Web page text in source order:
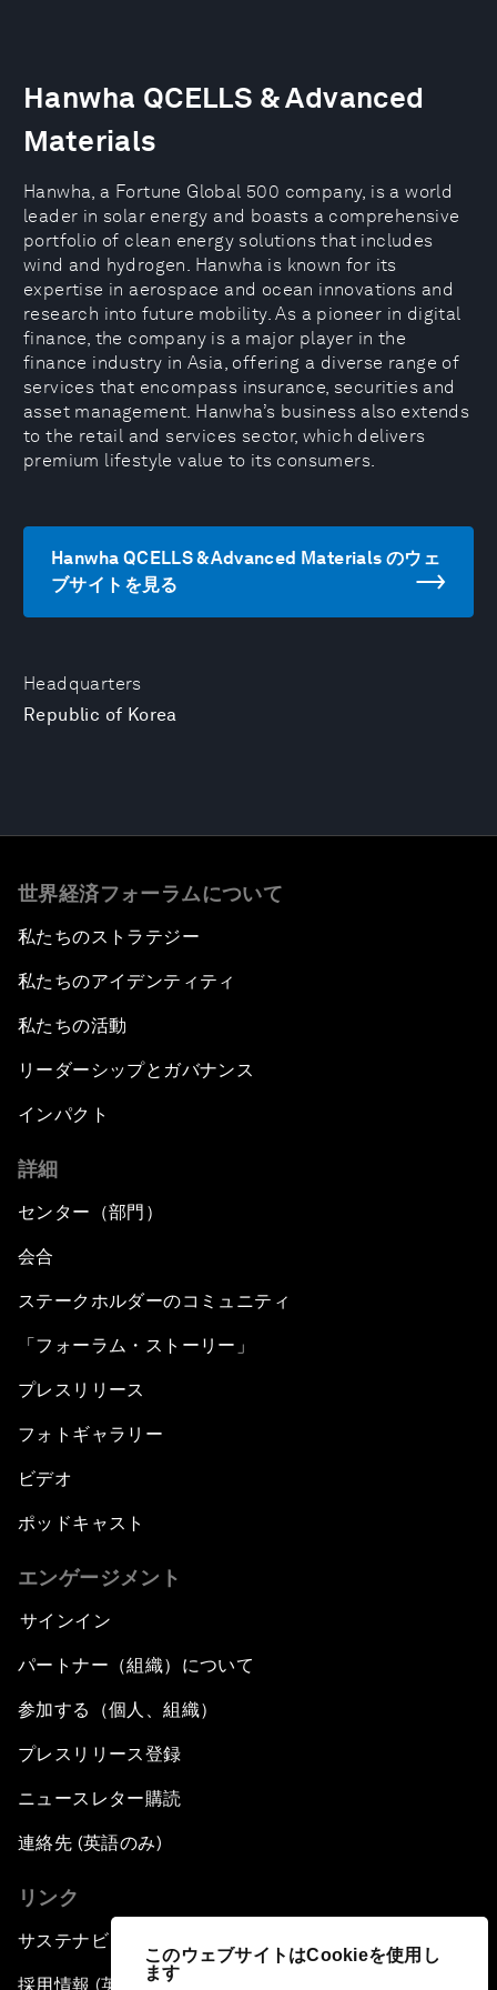
このウェブサイトはCookieを使用し
ます
Headquarters
Republic of Korea
Hanwha QCELLS & Advanced
Materials
Hanwha, a Fortune Global 500 company, is a world
leader in solar energy and boasts a comprehensive
portfolio of clean energy solutions that includes
wind and hydrogen. Hanwha is known for its
expertise in aerospace and ocean innovations and
research into future mobility. As a pioneer in digital
finance, the company is a major player in the
finance industry in Asia, offering a diverse range of
services that encompass insurance, securities and
asset management. Hanwha’s business also extends
to the retail and services sector, which delivers
premium lifestyle value to its consumers.
Hanwha QCELLS & Advanced Materials のウェ
ブサイトを見る
世界経済フォーラムについて
私たちのストラテジー
私たちのアイデンティティ
私たちの活動
リーダーシップとガバナンス
インパクト
詳細
センター（部門）
会合
ステークホルダーのコミュニティ
「フォーラム・ストーリー」
プレスリリース
フォトギャラリー
ビデオ
ポッドキャスト
エンゲージメント
サインイン
パートナー（組織）について
参加する（個人、組織）
プレスリリース登録
ニュースレター購読
連絡先 (英語のみ)
リンク
サステナビリティへの取り組み
採用情報 (英語のみ)